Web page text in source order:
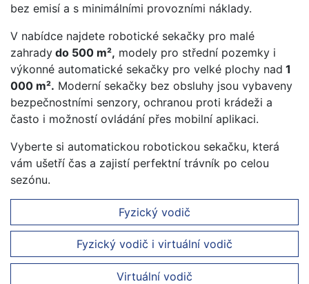
bez emisí a s minimálními provozními náklady.
V nabídce najdete robotické sekačky pro malé
zahrady do 500 m², modely pro střední pozemky i
výkonné automatické sekačky pro velké plochy nad 1
000 m². Moderní sekačky bez obsluhy jsou vybaveny
bezpečnostními senzory, ochranou proti krádeži a
často i možností ovládání přes mobilní aplikaci.
Vyberte si automatickou robotickou sekačku, která
vám ušetří čas a zajistí perfektní trávník po celou
sezónu.
Fyzický vodič
Fyzický vodič i virtuální vodič
Virtuální vodič